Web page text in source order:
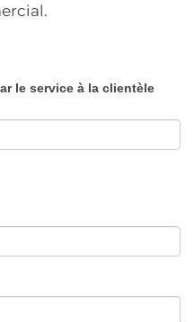
le service à la clientèle